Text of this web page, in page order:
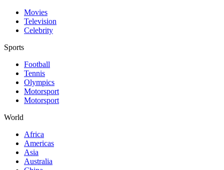
Movies
Television
Celebrity
Sports
Football
Tennis
Olympics
Motorsport
Motorsport
World
Africa
Americas
Asia
Australia